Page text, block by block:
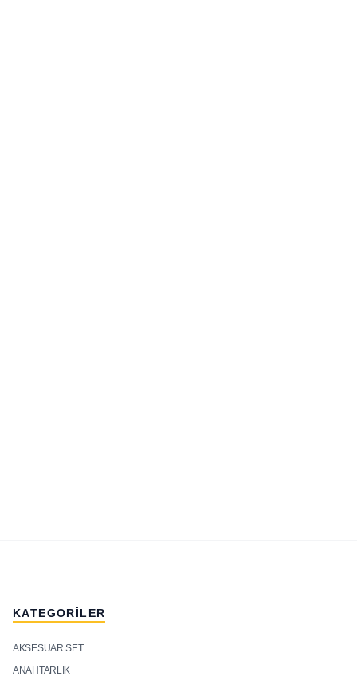
KATEGORILER
AKSESUAR SET
ANAHTARLIK